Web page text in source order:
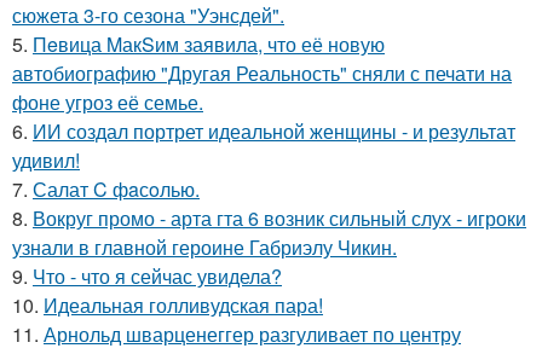
сюжета 3-го сезона "Уэнсдей".
5. Пeвица MакSим заявила, что её новую
автобиографию "Другая Реальность" сняли с печати на
фоне угроз её семье.
6. ИИ создал портрет идеальной женщины - и результат
удивил!
7. Салат C фaсoлью.
8. Вокруг промо - арта гта 6 возник сильный слух - игроки
узнали в главной героине Габриэлу Чикин.
9. Что - что я сейчас увидела?
10. Идеальная голливудская пара!
11. Арнольд шварценеггер разгуливает по центру